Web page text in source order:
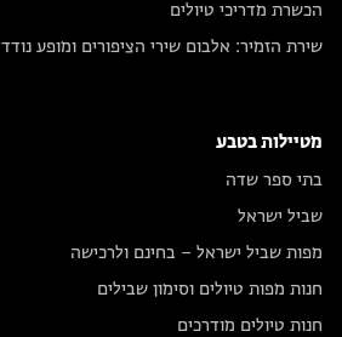
הכשרת מדריכי טיולים
שירת הזמיר: אלבום שירי הציפורים ומופע נודד
מטיילות בטבע
בתי ספר שדה
שביל ישראל
מפות שביל ישראל – בחינם ולרכישה
חנות מפות טיולים וסימון שבילים
חנות טיולים מודרכים